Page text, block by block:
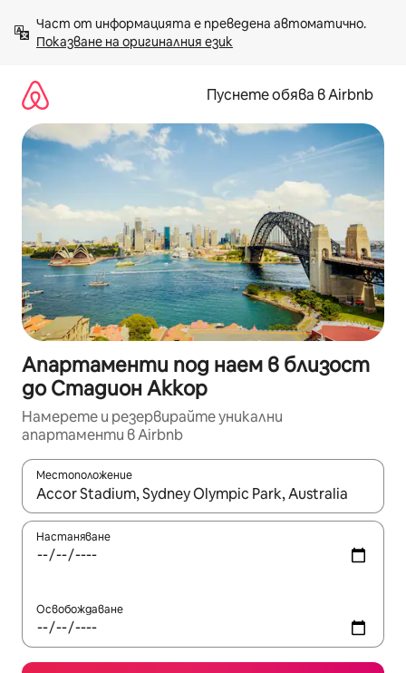
към
съдържанието
Показване на оригиналния език
Пуснете обява в Airbnb
Апартаменти под наем в близост
до Стадион Аккор
Намерете и резервирайте уникални
апартаменти в Airbnb
Местоположение
Когато резултатите се покажат, използвайте
Настаняване
Освобождаване